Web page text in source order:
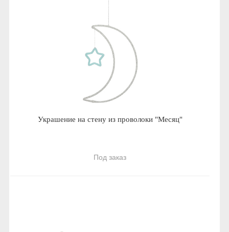
Украшение на стену из проволоки "Месяц"
Под заказ